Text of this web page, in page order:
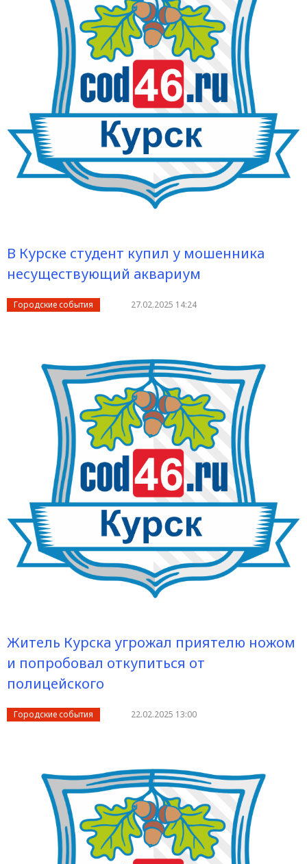
В Курске студент купил у мошенника
несуществующий аквариум
Городские события 27.02.2025 14:24
Житель Курска угрожал приятелю ножом
и попробовал откупиться от
полицейского
Городские события 22.02.2025 13:00